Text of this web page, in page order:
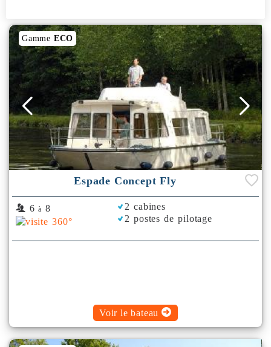
Gamme ECO
Espade Concept Fly
6 à 8
2 cabines
2 postes de pilotage
Voir le bateau